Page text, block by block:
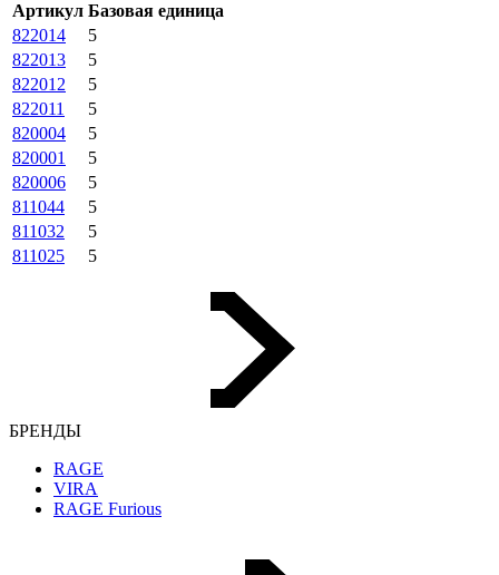
Артикул Базовая единица
822014
5
822013
5
822012
5
822011
5
820004
5
820001
5
820006
5
811044
5
811032
5
811025
5
БРЕНДЫ
RAGE
VIRA
RAGE Furious